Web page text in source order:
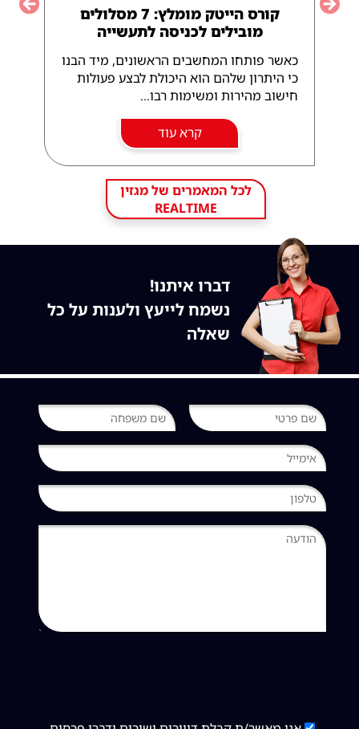
קורס הייטק מומלץ: 7 מסלולים
מובילים לכניסה לתעשייה
כאשר פותחו המחשבים הראשונים, מיד הבנו
כי היתרון שלהם הוא היכולת לבצע פעולות
חישוב מהירות ומשימות רבו...
קרא עוד
Next
לכל המאמרים של מגזין
REALTIME
דברו איתנו!
נשמח לייעץ ולענות על כל
שאלה